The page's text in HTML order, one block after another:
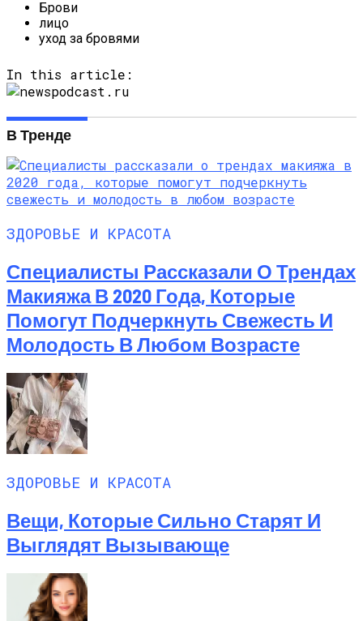
Брови
лицо
уход за бровями
In this article:
В Тренде
ЗДОРОВЬЕ И КРАСОТА
Специалисты Рассказали О Трендах
Макияжа В 2020 Года, Которые
Помогут Подчеркнуть Свежесть И
Молодость В Любом Возрасте
ЗДОРОВЬЕ И КРАСОТА
Вещи, Которые Сильно Старят И
Выглядят Вызывающе